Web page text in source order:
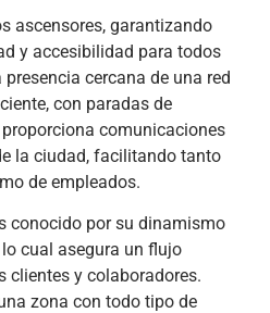
ascensores, garantizando
y accesibilidad para todos
cercana de una red
con paradas de
comunicaciones
la ciudad, facilitando tanto
de empleados.
conocido por su dinamismo
cual asegura un flujo
clientes y colaboradores.
zona con todo tipo de